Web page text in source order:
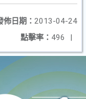
佈日期： 2013-04-24
點擊率： 496 |